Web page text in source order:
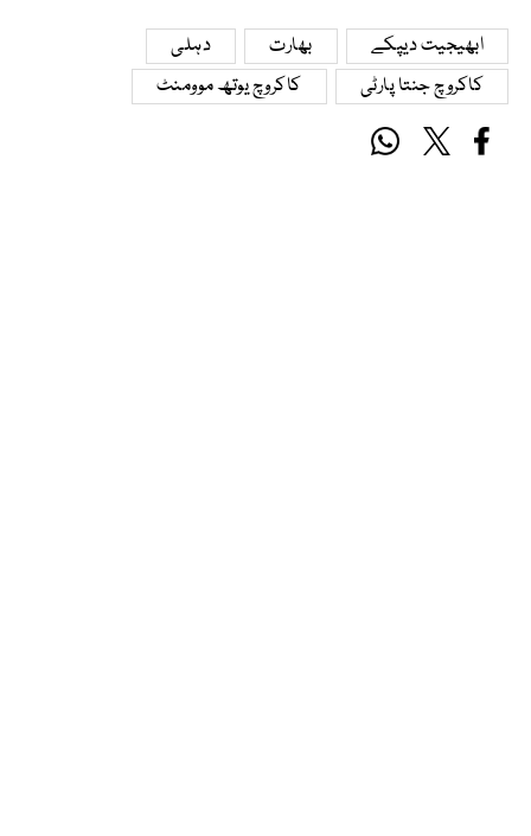
ابھیجیت دیپکے بھارت
دہلی
کاکروچ جنتا پارٹی
کاکروچ یوتھ موومنٹ